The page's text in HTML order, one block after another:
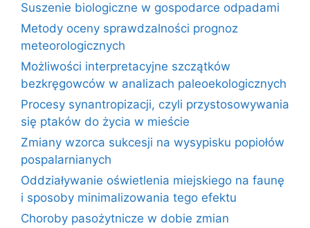
Suszenie biologiczne w gospodarce odpadami
Metody oceny sprawdzalności prognoz
meteorologicznych
Możliwości interpretacyjne szczątków
bezkręgowców w analizach paleoekologicznych
Procesy synantropizacji, czyli przystosowywania
się ptaków do życia w mieście
Zmiany wzorca sukcesji na wysypisku popiołów
pospalarnianych
Oddziaływanie oświetlenia miejskiego na faunę
i sposoby minimalizowania tego efektu
Choroby pasożytnicze w dobie zmian